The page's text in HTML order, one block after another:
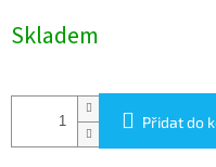
cena:
Skladem
Přidat do